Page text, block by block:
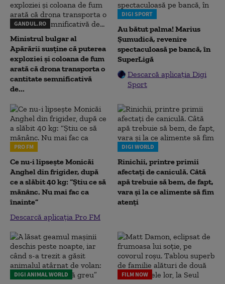
GANDUL.RO
Ministrul bulgar al
Apărării susține că puterea
exploziei și coloana de fum
arată că drona transporta o
cantitate semnificativă
de...
DIGI SPORT
Au bătut palma! Marius
Șumudică, revenire
spectaculoasă pe bancă, în
SuperLigă
Descarcă aplicația Digi
Sport
PRO FM
Ce nu-i lipsește Monicăi
Anghel din frigider, după
ce a slăbit 40 kg: “Știu ce să
mănânc. Nu mai fac ca
înainte”
Descarcă aplicația Pro FM
DIGI WORLD
Rinichii, printre primii
afectați de caniculă. Câtă
apă trebuie să bem, de fapt,
vara și la ce alimente să fim
atenți
DIGI ANIMAL WORLD FILM NOW